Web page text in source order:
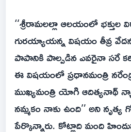
‘‘శ్రీరామలల్లా ఆలయంలో
గురయ్యాయన్న విషయం తీవ్ర
పాపానికి పాల్పడిన ఎవరైనా సరే
ఈ విషయంలో ప్రధానమంత్రి
ముఖ్యమంత్రి యోగి ఆదిత్యనాథ్‌
నమ్మకం నాకు ఉంది’’ అని
పేర్కొన్నారు. కోట్లాది మంది